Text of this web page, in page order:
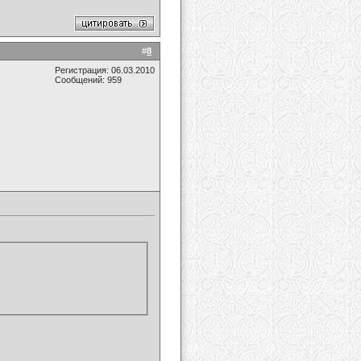
#8
Регистрация: 06.03.2010
Сообщений: 959